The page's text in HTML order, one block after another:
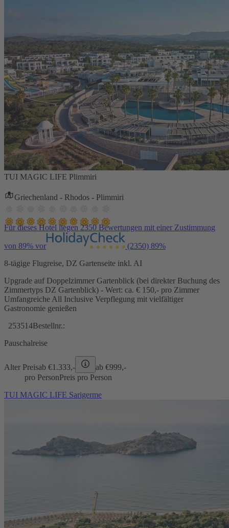
TUI MAGIC LIFE Plimmiri
Griechenland - Rhodos - Plimmiri
Für dieses Hotel liegen 2350 Bewertungen mit einer Zustimmung
von 89% vor (2350) 89%
8-tägige Flugreise, DZ Gartenseite inkl. AI
Upgrade auf Doppelzimmer Gartenblick (bei direkter Buchung des
Zimmertyps DZ Gartenblick) - Wert: ca. € 150,- pro Zimmer
Umfangreiche All Inclusive Verpflegung mit vielfältiger
Gastronomie genießen
253514Bestellnr.:
Pauschalreise
Alter Preisab €1.333,- ab €999,-
pro PersonPreis pro Person
TUI MAGIC LIFE Sarigerme